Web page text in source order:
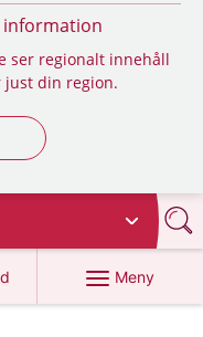
information
ser regionalt innehåll
just din region.
Meny